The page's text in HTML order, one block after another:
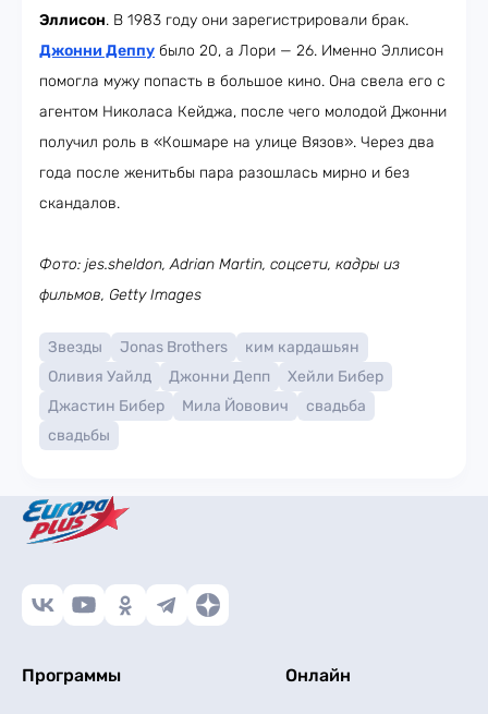
Эллисон. В 1983 году они зарегистрировали брак.
Джонни Деппу было 20, а Лори — 26. Именно Эллисон
помогла мужу попасть в большое кино. Она свела его с
агентом Николаса Кейджа, после чего молодой Джонни
получил роль в «Кошмаре на улице Вязов». Через два
года после женитьбы пара разошлась мирно и без
скандалов.
Фото: jes.sheldon, Adrian Martin, соцсети, кадры из
фильмов, Getty Images
Звезды Jonas Brothers
ким кардашьян
Оливия Уайлд
Джонни Депп
Хейли Бибер
Джастин Бибер
Мила Йовович
свадьба
свадьбы
Программы Онлайн